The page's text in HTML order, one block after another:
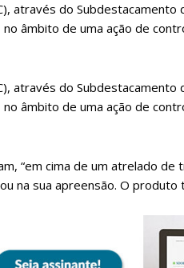
através do
âmbito de uma ação de
através do
âmbito de uma ação de
“em cima de um atrelado de
na sua apreensão. O